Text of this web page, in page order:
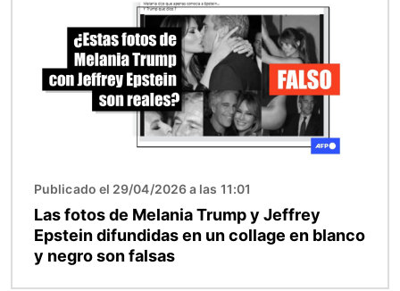
Publicado el 29/04/2026 a las 11:01
Las fotos de Melania Trump y Jeffrey
Epstein difundidas en un collage en blanco
y negro son falsas